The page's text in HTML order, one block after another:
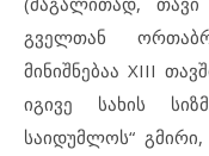
გველთან
მინიშნებაა XIII
იგივე სახის
საიდუმლოს“